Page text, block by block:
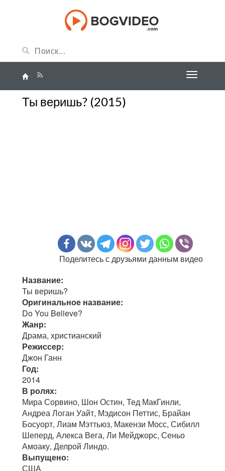
Ты веришь? (2015)
Поделитесь с друзьями данным видео
Название:
Ты веришь?
Оригинальное название:
Do You Believe?
Жанр:
Драма, христианский
Режиссер:
Джон Ганн
Год:
2014
В ролях:
Мира Сорвино, Шон Остин, Тед МакГинли,
Андреа Логан Уайт, Мэдисон Петтис, Брайан
Босуорт, Лиам Мэттьюз, Макензи Мосс, Сибилл
Шеперд, Алекса Вега, Ли Мейджорс, Сеньо
Амоаку, Делрой Линдо.
Выпущено:
США